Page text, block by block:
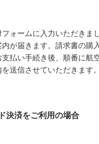
ォームに入力いただきま
が届きます。請求書の購
払い手続き後、順番に航
送信させていただきます。
決済をご利用の場合